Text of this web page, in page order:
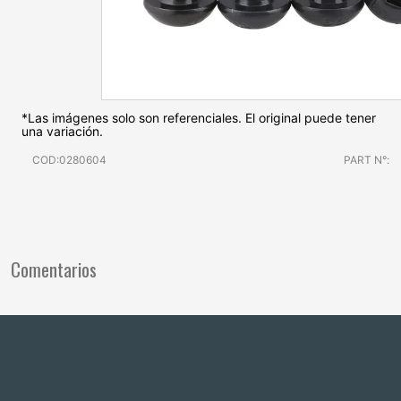
*Las imágenes solo son referenciales. El original puede tener
una variación.
COD:0280604 PART N°:
Comentarios